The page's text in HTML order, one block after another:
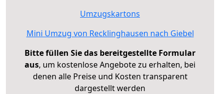
Umzugskartons
Mini Umzug von Recklinghausen nach Giebel
Bitte füllen Sie das bereitgestellte Formular
aus, um kostenlose Angebote zu erhalten, bei
denen alle Preise und Kosten transparent
dargestellt werden